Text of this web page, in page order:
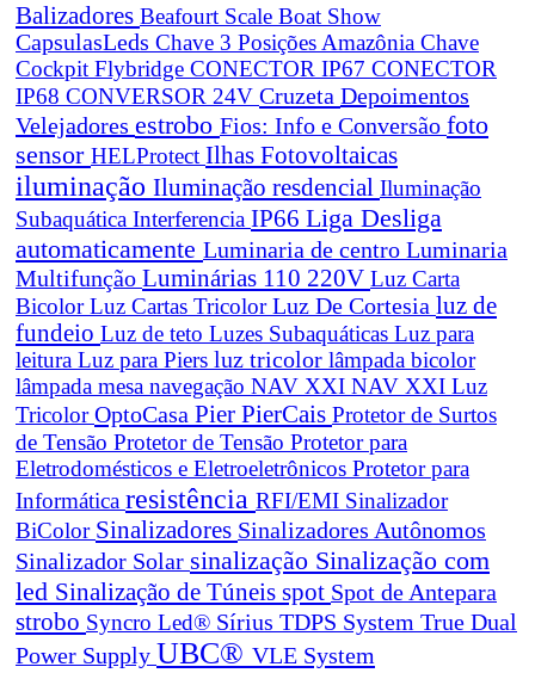
Balizadores Beafourt Scale Boat Show
CapsulasLeds Chave 3 Posições Amazônia Chave
Cockpit Flybridge CONECTOR IP67 CONECTOR
IP68 CONVERSOR 24V Cruzeta Depoimentos
Velejadores estrobo Fios: Info e Conversão foto
sensor HELProtect Ilhas Fotovoltaicas
iluminação Iluminação resdencial Iluminação
Subaquática Interferencia IP66 Liga Desliga
automaticamente Luminaria de centro Luminaria
Multifunção Luminárias 110 220V Luz Carta
BicolorLuz Cartas TricolorLuz De Cortesia luz de
fundeio Luz de teto Luzes Subaquáticas Luz para
leitura Luz para Piers luz tricolor lâmpada bicolor
lâmpada mesa navegação NAV XXI NAV XXI Luz
TricolorOptoCasa Pier PierCais Protetor de Surtos
de Tensão Protetor de Tensão Protetor para
Eletrodomésticos e Eletroeletrônicos Protetor para
Informática resistência RFI/EMI Sinalizador
BiColor Sinalizadores Sinalizadores Autônomos
Sinalizador Solar sinalização Sinalização com
led Sinalização de Túneis spot Spot de Antepara
strobo Syncro Led® Sírius TDPS System True Dual
Power Supply UBC® VLE System